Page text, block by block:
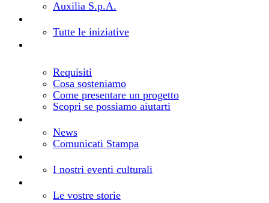
Auxilia S.p.A.
Tutte le iniziative
Requisiti
Cosa sosteniamo
Come presentare un progetto
Scopri se possiamo aiutarti
News
Comunicati Stampa
I nostri eventi culturali
Le vostre storie